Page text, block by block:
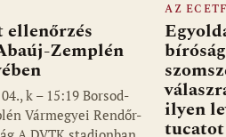
ellenőrzés
Zemplén
k – 15:19 Borsod-
Vármegyei Rendőr-
AZ
ilyen